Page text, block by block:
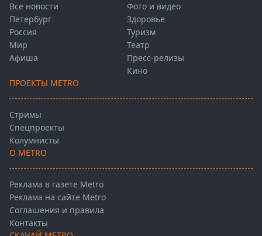
Все новости
Петербург
Россия
Мир
Афиша
Фото и видео
Здоровье
Туризм
Театр
Пресс-релизы
Кино
ПРОЕКТЫ METRO
Стримы
Спецпроекты
Колумнисты
О METRO
Реклама в газете Metro
Реклама на сайте Metro
Соглашения и правила
Контакты